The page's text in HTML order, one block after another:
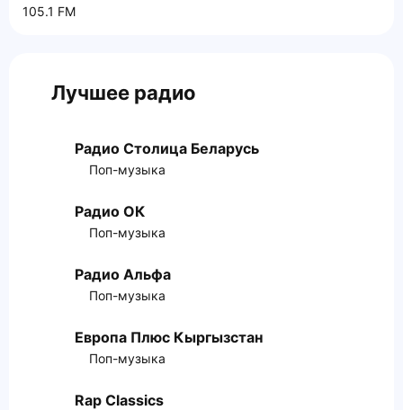
105.1 FM
Лучшее радио
Радио Столица Беларусь
Поп-музыка
Радио ОК
Поп-музыка
Радио Альфа
Поп-музыка
Европа Плюс Кыргызстан
Поп-музыка
Rap Classics